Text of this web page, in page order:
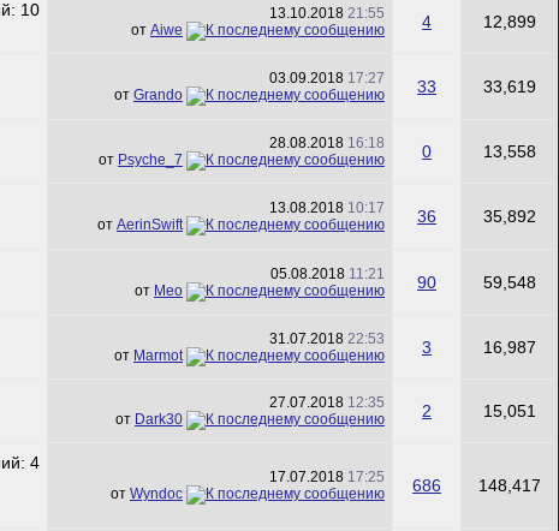
13.10.2018 21:55
от Aiwe 4 12,899
03.09.2018 17:27
от Grando 33 33,619
28.08.2018 16:18
от Psyche_7 0 13,558
13.08.2018 10:17
от AerinSwift 36 35,892
05.08.2018 11:21
от Meo 90 59,548
31.07.2018 22:53
от Marmot 3 16,987
27.07.2018 12:35
от Dark30 2 15,051
17.07.2018 17:25
от Wyndoc 686 148,417